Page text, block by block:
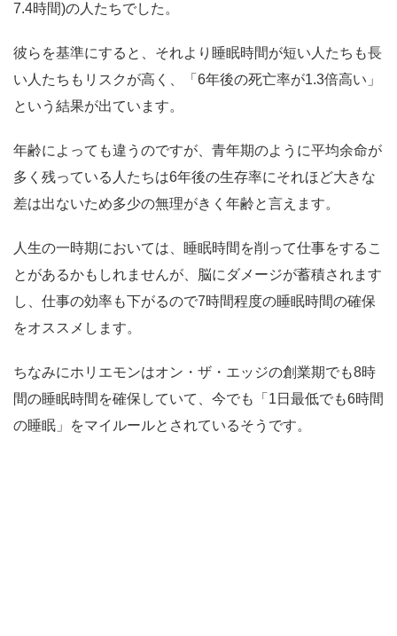
7.4時間)の人たちでした。
彼らを基準にすると、それより睡眠時間が短い人たちも長
い人たちもリスクが高く、「6年後の死亡率が1.3倍高い」
という結果が出ています。
年齢によっても違うのですが、青年期のように平均余命が
多く残っている人たちは6年後の生存率にそれほど大きな
差は出ないため多少の無理がきく年齢と言えます。
人生の一時期においては、睡眠時間を削って仕事をするこ
とがあるかもしれませんが、脳にダメージが蓄積されます
し、仕事の効率も下がるので7時間程度の睡眠時間の確保
をオススメします。
ちなみにホリエモンはオン・ザ・エッジの創業期でも8時
間の睡眠時間を確保していて、今でも「1日最低でも6時間
の睡眠」をマイルールとされているそうです。